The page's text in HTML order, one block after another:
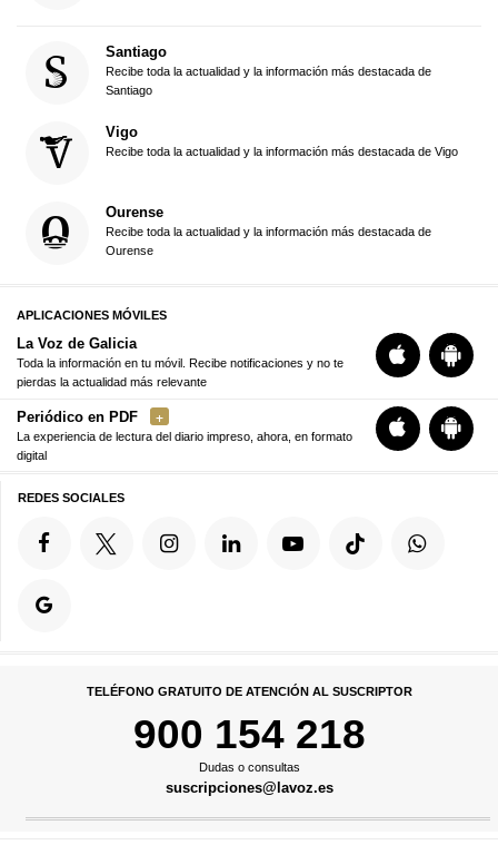
Santiago
Recibe toda la actualidad y la información más destacada de
Santiago
Vigo
Recibe toda la actualidad y la información más destacada de Vigo
Ourense
Recibe toda la actualidad y la información más destacada de
Ourense
APLICACIONES MÓVILES
La Voz de Galicia
Toda la información en tu móvil. Recibe notificaciones y no te
pierdas la actualidad más relevante
Periódico en PDF
La experiencia de lectura del diario impreso, ahora, en formato
digital
REDES SOCIALES
TELÉFONO GRATUITO DE ATENCIÓN AL SUSCRIPTOR
900 154 218
Dudas o consultas
suscripciones@lavoz.es